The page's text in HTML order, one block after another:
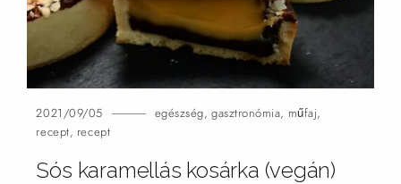
2021/09/05 egészség,gasztronómia, műfaj,
recept, recept
Sós karamellás kosárka (vegán)